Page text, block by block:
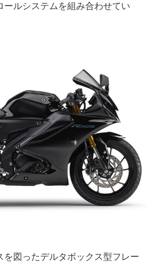
ルシステムを組み合わせてい
図ったデルタボックス型フレー